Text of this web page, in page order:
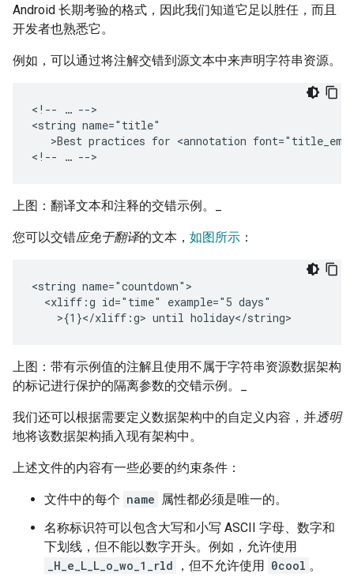
Android 长期考验的格式，因此我们知道它足以胜任，而且
开发者也熟悉它。
例如，可以通过将注解交错到源文本中来声明字符串资源。
<!-- … -->
<string
>Best practices for <annotation
<!--
…
上图：翻译文本和注释的交错示例。_
您可以交错应免于翻译的文本， 如图所示 ：
<string
<xliff:g id="time" example="5
>{1}</xliff:g> until
上图：带有示例值的注解且使用不属于字符串资源数据架构
的标记进行保护的隔离参数的交错示例。_
我们还可以根据需要定义数据架构中的自定义内容，并透明
地将该数据架构插入现有架构中。
上述文件的内容有一些必要的约束条件：
文件中的每个 name 属性都必须是唯一的。
名称标识符可以包含大写和小写 ASCII 字母、数字和
下划线，但不能以数字开头。例如，允许使用
_H_e_L_L_o_wo_1_rld
，但不允许使用 0cool 。